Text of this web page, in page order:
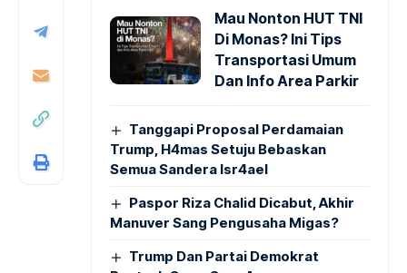
Mau Nonton HUT TNI
Di Monas? Ini Tips
Transportasi Umum
Dan Info Area Parkir
Tanggapi Proposal Perdamaian
Trump, H4mas Setuju Bebaskan
Semua Sandera Isr4ael
Paspor Riza Chalid Dicabut, Akhir
Manuver Sang Pengusaha Migas?
Trump Dan Partai Demokrat